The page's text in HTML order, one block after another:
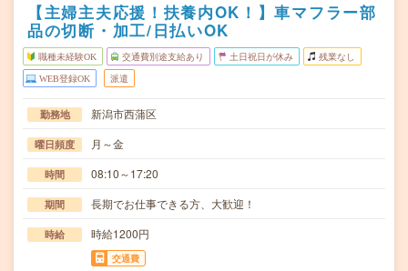
【主婦主夫応援！扶養内OK！】車マフラー部
品の切断・加工/日払いOK
職種未経験OK 交通費別途支給あり 土日祝日が休み 残業なし
WEB登録OK 派遣
勤務地 新潟市西蒲区
曜日頻度 月～金
時間 08:10～17:20
期間 長期でお仕事できる方、大歓迎！
時給 時給1200円
交通費